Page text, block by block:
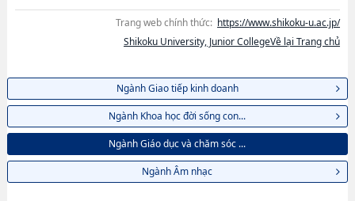
Trang web chính thức: https://www.shikoku-u.ac.jp/
Shikoku University, Junior CollegeVề lại Trang chủ
Ngành Giao tiếp kinh doanh
Ngành Khoa học đời sống con...
Ngành Giáo dục và chăm sóc ...
Ngành Âm nhạc